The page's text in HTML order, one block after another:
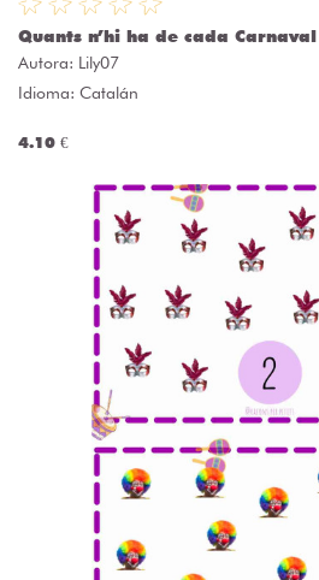
Quants n’hi ha de cada Carnaval
Autora: Lily07
Idioma: Catalán
4.10 €